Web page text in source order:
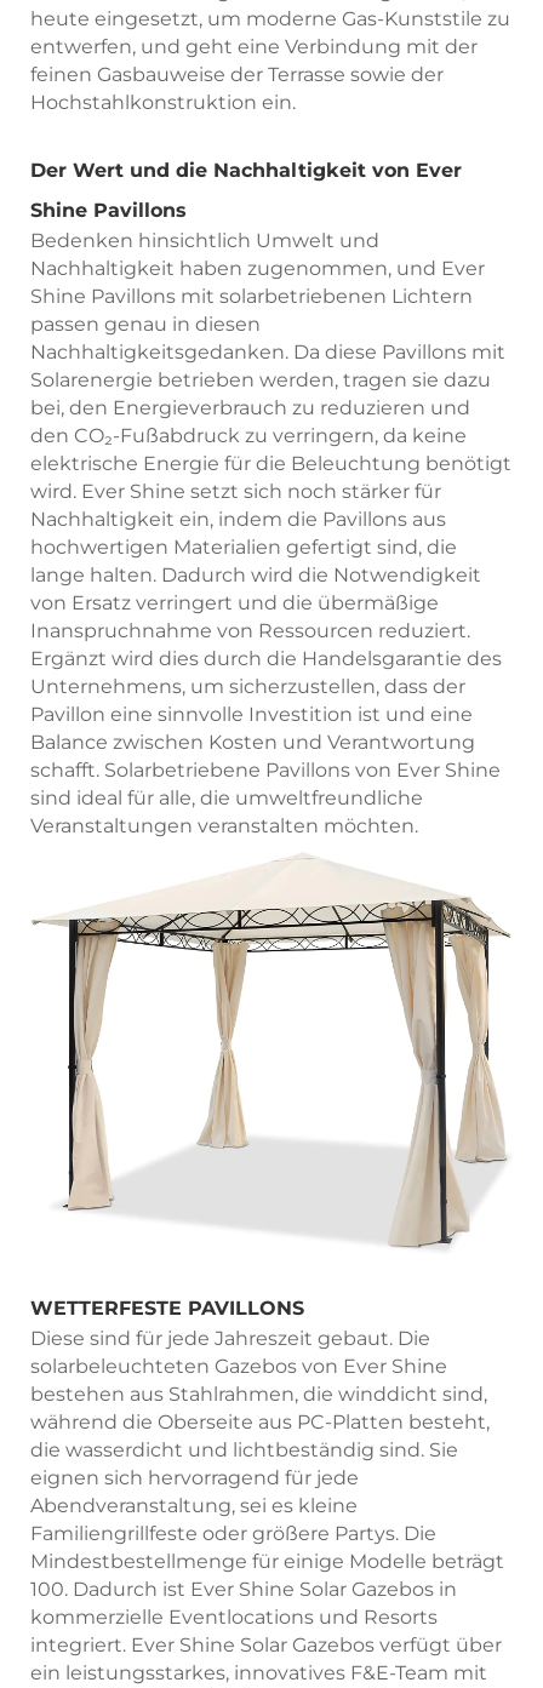
heute eingesetzt, um moderne Gas-Kunststile zu
entwerfen, und geht eine Verbindung mit der
feinen Gasbauweise der Terrasse sowie der
Hochstahlkonstruktion ein.
Der Wert und die Nachhaltigkeit von Ever
Shine Pavillons
Bedenken hinsichtlich Umwelt und
Nachhaltigkeit haben zugenommen, und Ever
Shine Pavillons mit solarbetriebenen Lichtern
passen genau in diesen
Nachhaltigkeitsgedanken. Da diese Pavillons mit
Solarenergie betrieben werden, tragen sie dazu
bei, den Energieverbrauch zu reduzieren und
den CO₂-Fußabdruck zu verringern, da keine
elektrische Energie für die Beleuchtung benötigt
wird. Ever Shine setzt sich noch stärker für
Nachhaltigkeit ein, indem die Pavillons aus
hochwertigen Materialien gefertigt sind, die
lange halten. Dadurch wird die Notwendigkeit
von Ersatz verringert und die übermäßige
Inanspruchnahme von Ressourcen reduziert.
Ergänzt wird dies durch die Handelsgarantie des
Unternehmens, um sicherzustellen, dass der
Pavillon eine sinnvolle Investition ist und eine
Balance zwischen Kosten und Verantwortung
schafft. Solarbetriebene Pavillons von Ever Shine
sind ideal für alle, die umweltfreundliche
Veranstaltungen veranstalten möchten.
WETTERFESTE PAVILLONS
Diese sind für jede Jahreszeit gebaut. Die
solarbeleuchteten Gazebos von Ever Shine
bestehen aus Stahlrahmen, die winddicht sind,
während die Oberseite aus PC-Platten besteht,
die wasserdicht und lichtbeständig sind. Sie
eignen sich hervorragend für jede
Abendveranstaltung, sei es kleine
Familiengrillfeste oder größere Partys. Die
Mindestbestellmenge für einige Modelle beträgt
100. Dadurch ist Ever Shine Solar Gazebos in
kommerzielle Eventlocations und Resorts
integriert. Ever Shine Solar Gazebos verfügt über
ein leistungsstarkes, innovatives F&E-Team mit